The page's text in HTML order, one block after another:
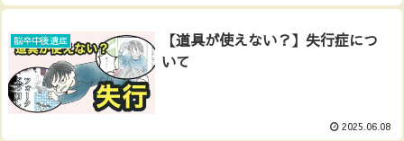
脳卒中後遺症
【道具が使えない？】失行症につ
いて
2025.06.08